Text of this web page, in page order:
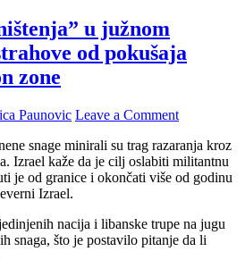
u južnom
od pokušaja
zone
Paunovic Leave a Comment
snage minirali su trag razaranja kroz
Izrael kaže da je cilj oslabiti militantnu
je od granice i okončati više od godinu
Izrael.
nacija i libanske trupe na jugu
snaga, što je postavilo pitanje da li